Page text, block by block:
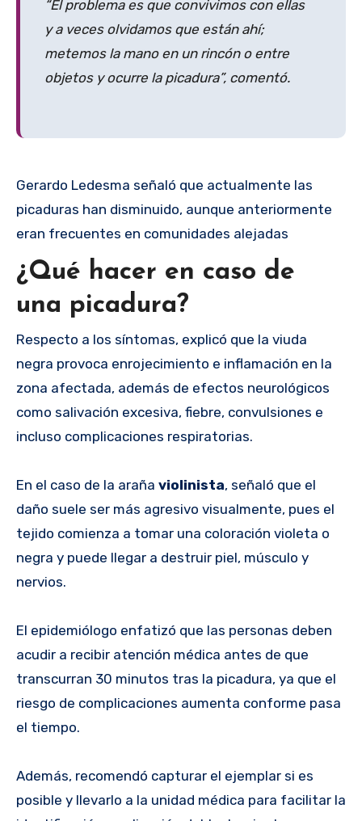
“El problema es que convivimos con ellas
y a veces olvidamos que están ahí;
metemos la mano en un rincón o entre
objetos y ocurre la picadura”, comentó.
Gerardo Ledesma señaló que actualmente las
picaduras han disminuido, aunque anteriormente
eran frecuentes en comunidades alejadas
¿Qué hacer en caso de
una picadura?
Respecto a los síntomas, explicó que la viuda
negra provoca enrojecimiento e inflamación en la
zona afectada, además de efectos neurológicos
como salivación excesiva, fiebre, convulsiones e
incluso complicaciones respiratorias.
En el caso de la araña violinista, señaló que el
daño suele ser más agresivo visualmente, pues el
tejido comienza a tomar una coloración violeta o
negra y puede llegar a destruir piel, músculo y
nervios.
El epidemiólogo enfatizó que las personas deben
acudir a recibir atención médica antes de que
transcurran 30 minutos tras la picadura, ya que el
riesgo de complicaciones aumenta conforme pasa
el tiempo.
Además, recomendó capturar el ejemplar si es
posible y llevarlo a la unidad médica para facilitar la